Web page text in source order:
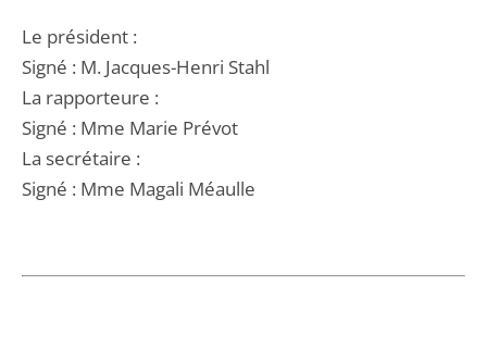
Le président :
Signé : M. Jacques-Henri Stahl
La rapporteure :
Signé : Mme Marie Prévot
La secrétaire :
Signé : Mme Magali Méaulle